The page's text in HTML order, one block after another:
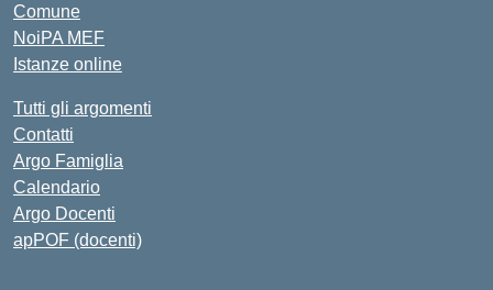
Comune
NoiPA MEF
Istanze online
Tutti gli argomenti
Contatti
Argo Famiglia
Calendario
Argo Docenti
apPOF (docenti)